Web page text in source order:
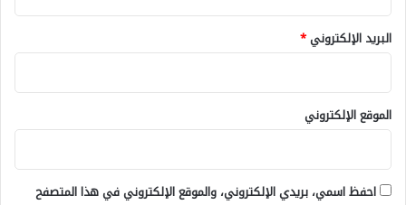
البريد الإلكتروني*
الموقع الإلكتروني
احفظ اسمي، بريدي الإلكتروني، والموقع الإلكتروني في هذا المتصفح